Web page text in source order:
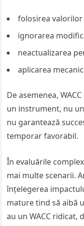
folosirea
ignorarea
neactualizarea
aplicarea
De asemenea,
un instrument, nu
nu garantează
temporar favorabil.
În evaluările
mai multe scenarii.
înțelegerea
mature tind să aibă
au un WACC ridicat,